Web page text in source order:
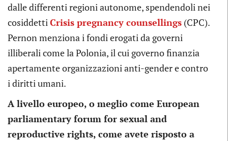
dalle differenti regioni autonome, spendendoli nei
cosiddetti Crisis pregnancy counsellings (CPC).
Pernon menziona i fondi erogati da governi
illiberali come la Polonia, il cui governo finanzia
apertamente organizzazioni anti-gender e contro
i diritti umani.
A livello europeo, o meglio come European
parliamentary forum for sexual and
reproductive rights, come avete risposto a